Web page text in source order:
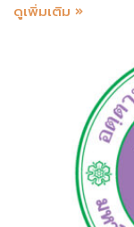
ดูเพิ่มเติม »